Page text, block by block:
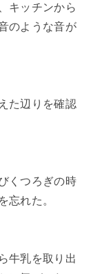
キッチンから
のような音が
た辺りを確認
くつろぎの時
忘れた。
牛乳を取り出